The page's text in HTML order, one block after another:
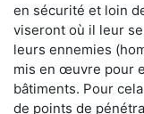
en sécurité et loin
viseront où il leur
leurs ennemies
mis en œuvre pour
bâtiments. Pour
de points de